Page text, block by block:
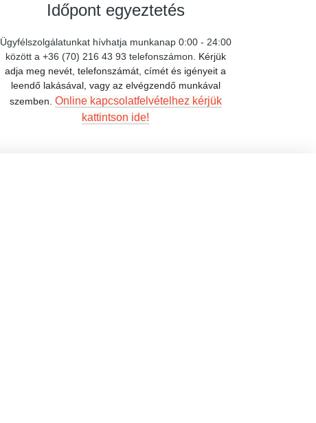
Időpont egyeztetés
Ügyfélszolgálatunkat hívhatja munkanap 0:00 - 24:00
között a +36 (70) 216 43 93 telefonszámon. Kérjük
adja meg nevét, telefonszámát, címét és igényeit a
leendő lakásával, vagy az elvégzendő munkával
szemben. Online kapcsolatfelvételhez kérjük
kattintson ide!